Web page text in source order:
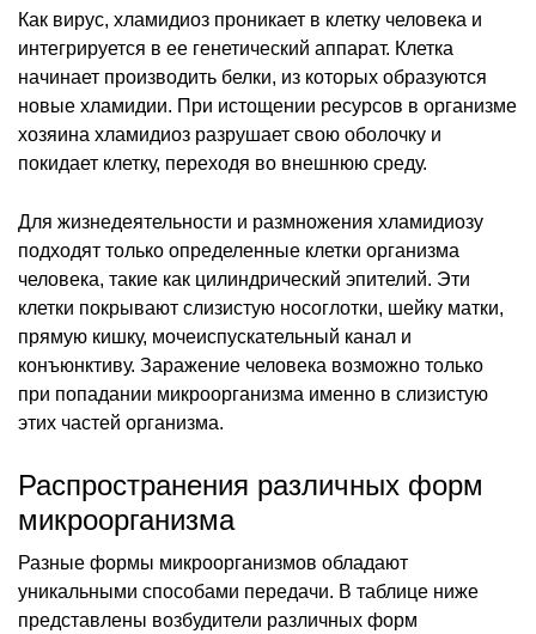
Как вирус, хламидиоз проникает в клетку человека и
интегрируется в ее генетический аппарат. Клетка
начинает производить белки, из которых образуются
новые хламидии. При истощении ресурсов в организме
хозяина хламидиоз разрушает свою оболочку и
покидает клетку, переходя во внешнюю среду.
Для жизнедеятельности и размножения хламидиозу
подходят только определенные клетки организма
человека, такие как цилиндрический эпителий. Эти
клетки покрывают слизистую носоглотки, шейку матки,
прямую кишку, мочеиспускательный канал и
конъюнктиву. Заражение человека возможно только
при попадании микроорганизма именно в слизистую
этих частей организма.
Распространения различных форм
микроорганизма
Разные формы микроорганизмов обладают
уникальными способами передачи. В таблице ниже
представлены возбудители различных форм